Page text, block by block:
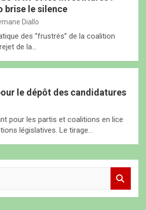
brise le silence
Diallo
des ‘’frustrés’’ de la coalition
de la…
le dépôt des candidatures
pour les partis et coalitions en lice
législatives. Le tirage…